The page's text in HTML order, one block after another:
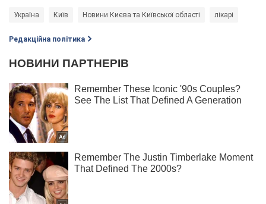
Україна Київ Новини Києва та Київської області лікарі
Редакційна політика